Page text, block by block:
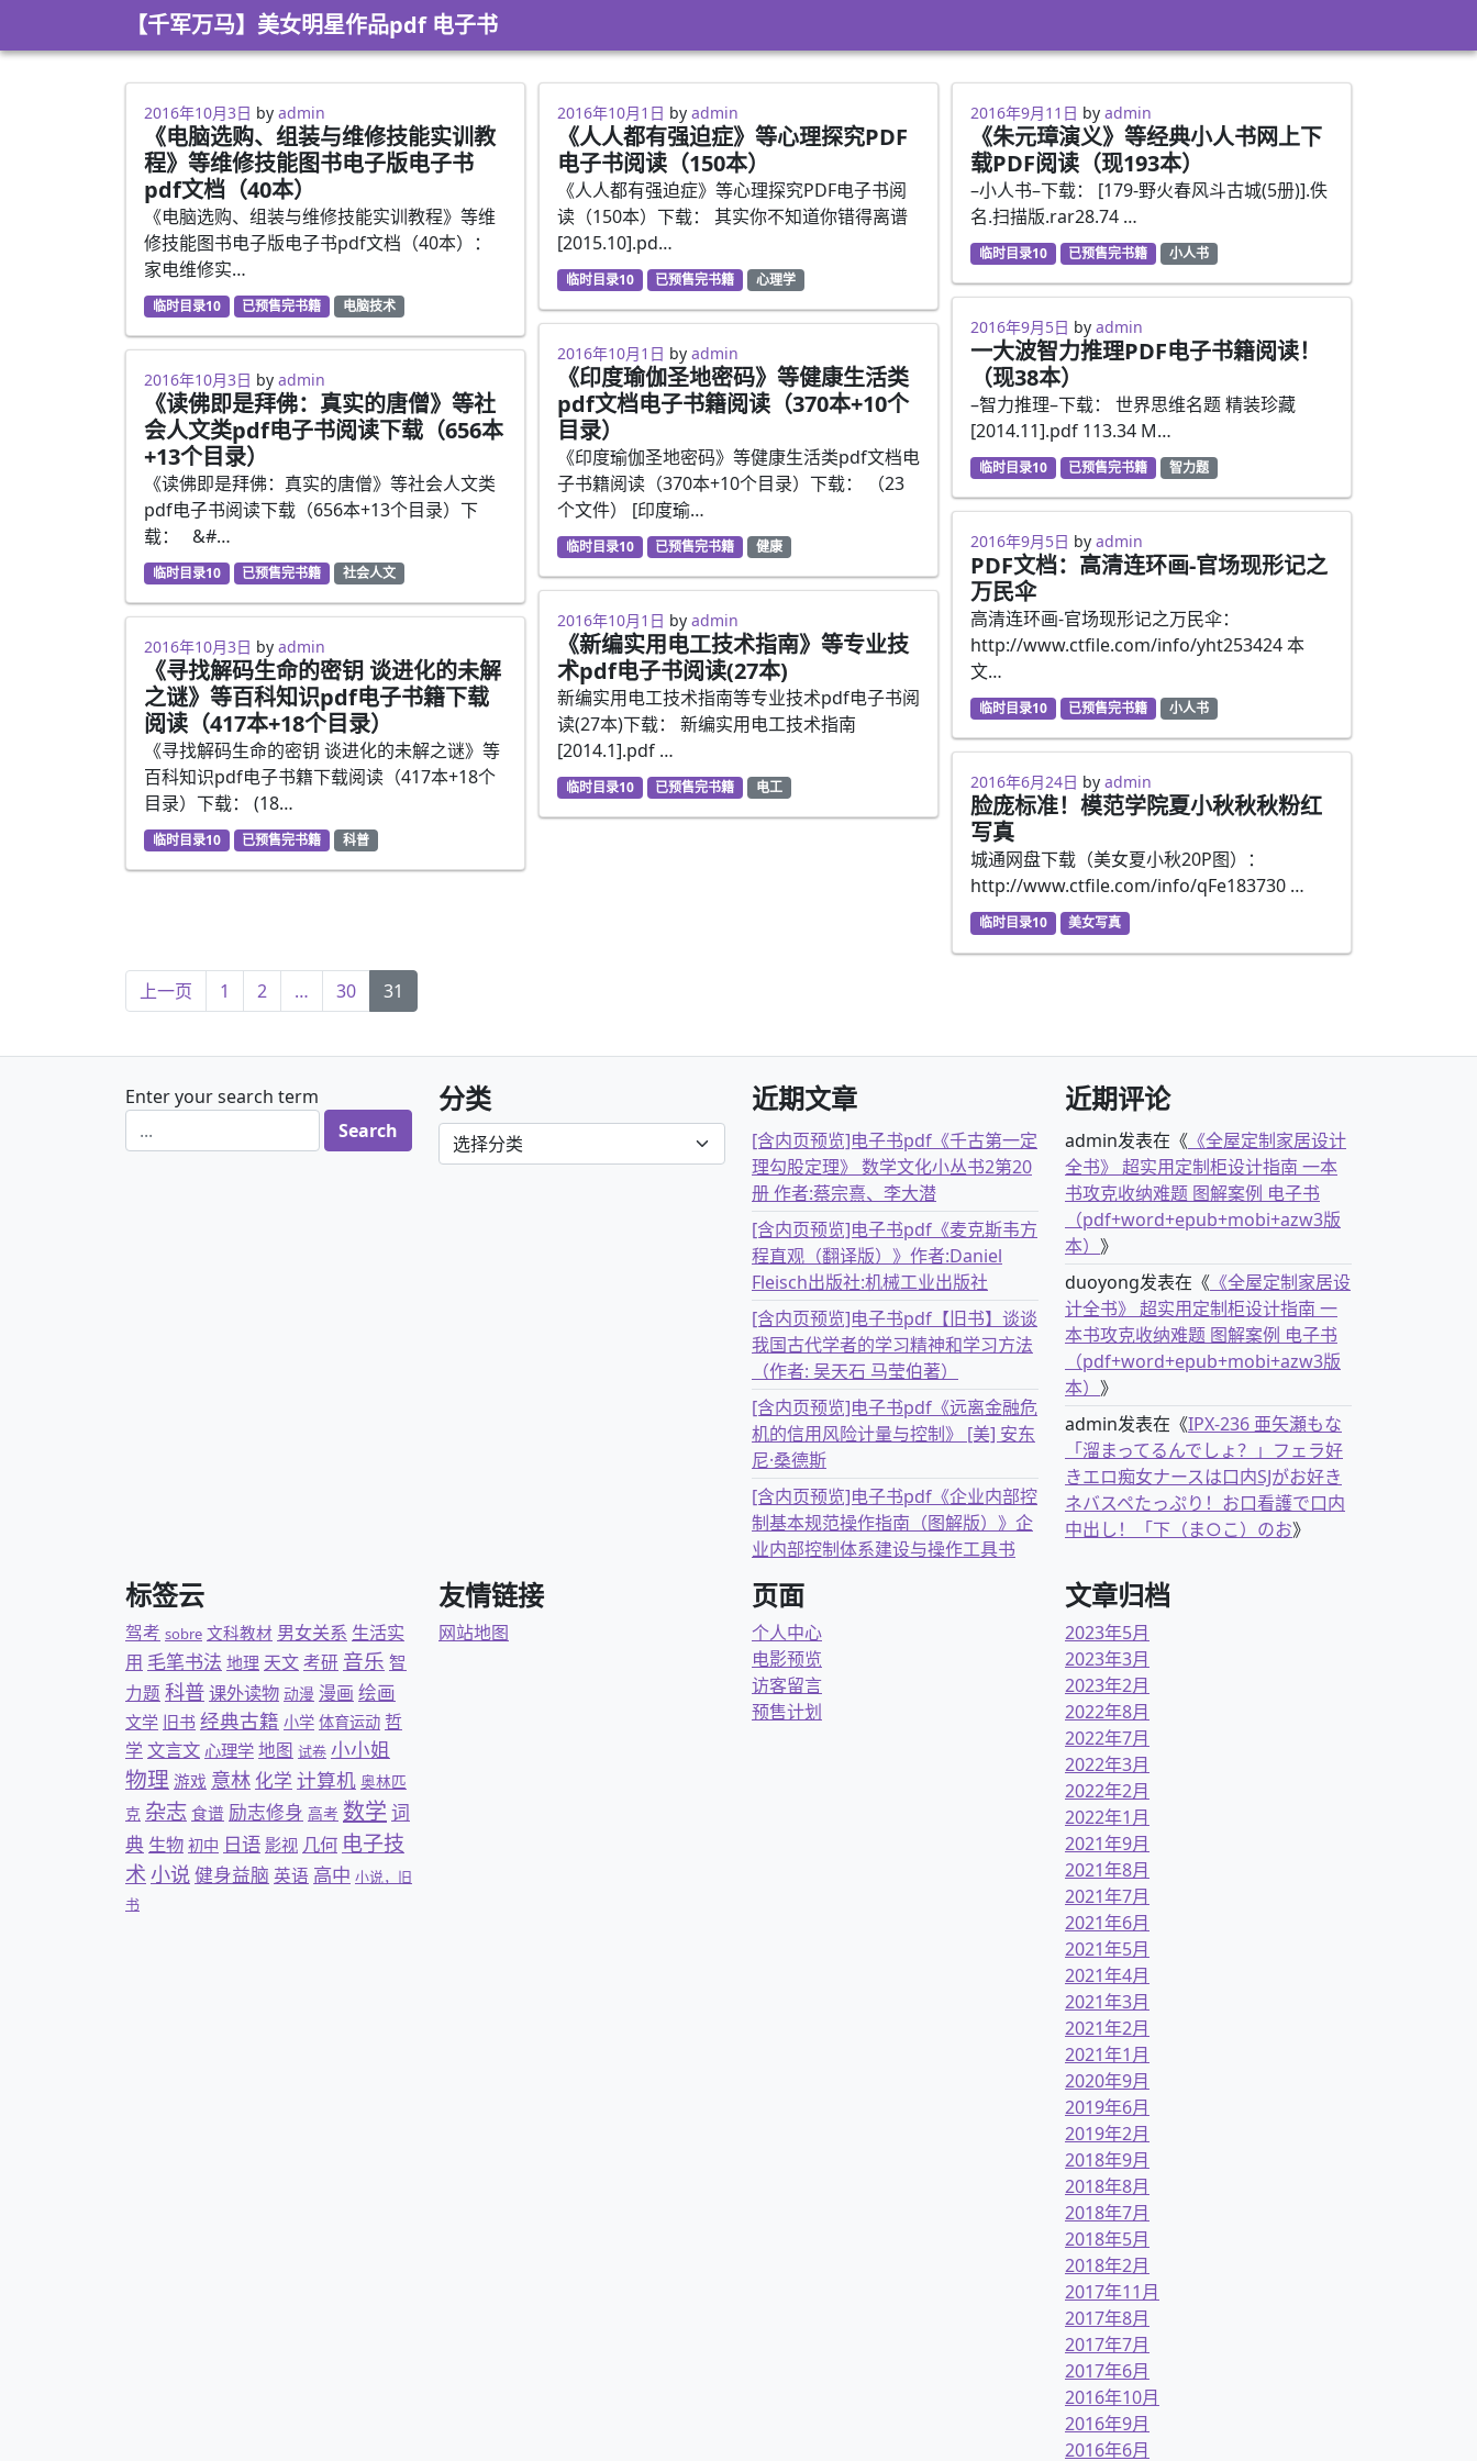
【千军万马】美女明星作品pdf 电子书
2016年10月3日 by admin
《电脑选购、组装与维修技能实训教
程》等维修技能图书电子版电子书
pdf文档（40本）
《电脑选购、组装与维修技能实训教程》等维
修技能图书电子版电子书pdf文档（40本）：
家电维修实…
临时目录10 已预售完书籍 电脑技术
2016年10月3日 by admin
《读佛即是拜佛：真实的唐僧》等社
会人文类pdf电子书阅读下载（656本
+13个目录）
《读佛即是拜佛：真实的唐僧》等社会人文类
pdf电子书阅读下载（656本+13个目录）下
载： &#…
临时目录10 已预售完书籍 社会人文
2016年10月3日 by admin
《寻找解码生命的密钥 谈进化的未解
之谜》等百科知识pdf电子书籍下载
阅读（417本+18个目录）
《寻找解码生命的密钥 谈进化的未解之谜》等
百科知识pdf电子书籍下载阅读（417本+18个
目录）下载： (18…
临时目录10 已预售完书籍 科普
2016年10月1日 by admin
《人人都有强迫症》等心理探究PDF
电子书阅读（150本）
《人人都有强迫症》等心理探究PDF电子书阅
读（150本）下载： 其实你不知道你错得离谱
[2015.10].pd…
临时目录10 已预售完书籍 心理学
2016年10月1日 by admin
《印度瑜伽圣地密码》等健康生活类
pdf文档电子书籍阅读（370本+10个
目录）
《印度瑜伽圣地密码》等健康生活类pdf文档电
子书籍阅读（370本+10个目录）下载： （23
个文件） [印度瑜…
临时目录10 已预售完书籍 健康
2016年10月1日 by admin
《新编实用电工技术指南》等专业技
术pdf电子书阅读(27本)
新编实用电工技术指南等专业技术pdf电子书阅
读(27本)下载： 新编实用电工技术指南
[2014.1].pdf …
临时目录10 已预售完书籍 电工
2016年9月11日 by admin
《朱元璋演义》等经典小人书网上下
载PDF阅读（现193本）
–小人书–下载： [179-野火春风斗古城(5册)].佚
名.扫描版.rar28.74 …
临时目录10 已预售完书籍 小人书
2016年9月5日 by admin
一大波智力推理PDF电子书籍阅读！
（现38本）
–智力推理–下载： 世界思维名题 精装珍藏
[2014.11].pdf 113.34 M…
临时目录10 已预售完书籍 智力题
2016年9月5日 by admin
PDF文档：高清连环画-官场现形记之
万民伞
高清连环画-官场现形记之万民伞：
http://www.ctfile.com/info/yht253424 本
文…
临时目录10 已预售完书籍 小人书
2016年6月24日 by admin
脸庞标准！模范学院夏小秋秋秋粉红
写真
城通网盘下载（美女夏小秋20P图）：
http://www.ctfile.com/info/qFe183730 …
临时目录10 美女写真
文章导航
上一页 1 2 … 30 31
Enter your search term 分类
分类
近期文章
[含内页预览]电子书pdf《千古第一定
理勾股定理》 数学文化小丛书2第20
册 作者:蔡宗熹、李大潜
[含内页预览]电子书pdf《麦克斯韦方
程直观（翻译版）》作者:Daniel
Fleisch出版社:机械工业出版社
[含内页预览]电子书pdf【旧书】谈谈
我国古代学者的学习精神和学习方法
（作者: 吴天石 马莹伯著）
[含内页预览]电子书pdf《远离金融危
机的信用风险计量与控制》 [美] 安东
尼·桑德斯
[含内页预览]电子书pdf《企业内部控
制基本规范操作指南（图解版）》企
业内部控制体系建设与操作工具书
近期评论
admin发表在《 《全屋定制家居设计
全书》 超实用定制柜设计指南 一本
书攻克收纳难题 图解案例 电子书
（pdf+word+epub+mobi+azw3版
本） 》
duoyong发表在《 《全屋定制家居设
计全书》 超实用定制柜设计指南 一
本书攻克收纳难题 图解案例 电子书
（pdf+word+epub+mobi+azw3版
本） 》
admin发表在《IPX-236 亜矢瀬もな
「溜まってるんでしょ？」フェラ好
きエロ痴女ナースは口内SJがお好き
ネバスペたっぷり！お口看護で口内
中出し！「下（ま○こ）のお》
标签云
驾考 sobre 文科教材 男女关系 生活实
用 毛笔书法 地理 天文考研 音乐 智
力题 科普课外读物 动漫 漫画 绘画
文学 旧书 经典古籍 小学 体育运动 哲
学 文言文 心理学 地图 试卷 小小姐
物理 游戏 意林 化学 计算机 奥林匹
克 杂志 食谱 励志修身 高考 数学 词
典 生物 初中 日语 影视 几何 电子技
术 小说健身益脑 英语 高中 小说，旧
书
友情链接
网站地图
页面
个人中心
电影预览
访客留言
预售计划
文章归档
2023年5月
2023年3月
2023年2月
2022年8月
2022年7月
2022年3月
2022年2月
2022年1月
2021年9月
2021年8月
2021年7月
2021年6月
2021年5月
2021年4月
2021年3月
2021年2月
2021年1月
2020年9月
2019年6月
2019年2月
2018年9月
2018年8月
2018年7月
2018年5月
2018年2月
2017年11月
2017年8月
2017年7月
2017年6月
2016年10月
2016年9月
2016年6月